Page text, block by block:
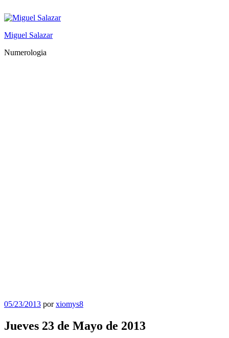
al
Miguel Salazar
Numerologia
Publicado
05/23/2013 porxiomys8
Jueves 23 de Mayo de 2013